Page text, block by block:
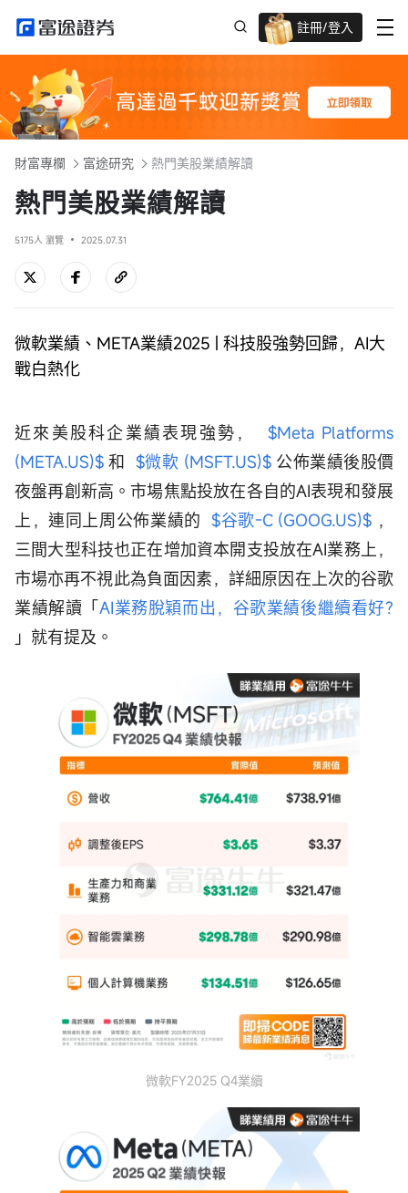
註冊/登入
迎新驚喜賞 股票/BTC等任你揀!
財富專欄 富途研究 熱門美股業績解讀
熱門美股業績解讀
5175人 瀏覽 2025.07.31
微軟業績、META業績2025 | 科技股強勢回歸，AI大
戰白熱化
近來美股科企業績表現強勢， $Meta Platforms
(META.US)$ 和 $微軟 (MSFT.US)$公佈業績後股價
夜盤再創新高。市場焦點投放在各自的AI表現和發展
上，連同上周公佈業績的 $谷歌-C (GOOG.US)$ ，
三間大型科技也正在增加資本開支投放在AI業務上，
市場亦再不視此為負面因素，詳細原因在上次的谷歌
業績解讀「AI業務脫穎而出，谷歌業績後繼續看好?
」就有提及。
微軟FY2025 Q4業續